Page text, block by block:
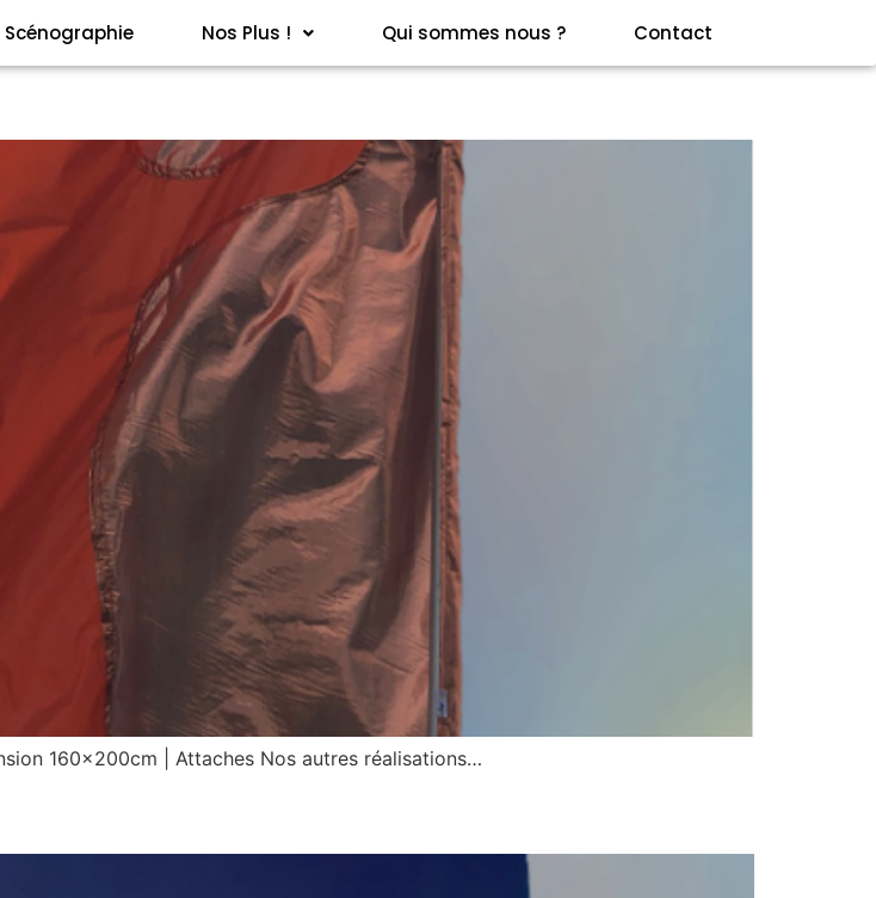
Scénographie Nos Plus ! Qui sommes nous ? Contact
160x200cm | Attaches Nos autres réalisations…